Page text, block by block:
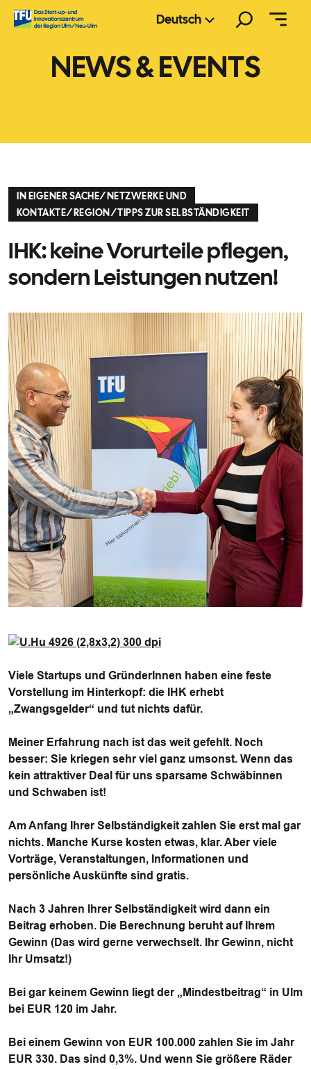
Zum
Inhalt
Deutsch
NEWS & EVENTS
IN EIGENER SACHE/NETZWERKE UND
KONTAKTE/REGION/TIPPS ZUR SELBSTÄNDIGKEIT
IHK: keine Vorurteile pflegen,
sondern Leistungen nutzen!
Viele Startups und GründerInnen haben eine feste
Vorstellung im Hinterkopf: die IHK erhebt
„Zwangsgelder“ und tut nichts dafür.
Meiner Erfahrung nach ist das weit gefehlt. Noch
besser: Sie kriegen sehr viel ganz umsonst. Wenn das
kein attraktiver Deal für uns sparsame Schwäbinnen
und Schwaben ist!
Am Anfang Ihrer Selbständigkeit zahlen Sie erst mal gar
nichts. Manche Kurse kosten etwas, klar. Aber viele
Vorträge, Veranstaltungen, Informationen und
persönliche Auskünfte sind gratis.
Nach 3 Jahren Ihrer Selbständigkeit wird dann ein
Beitrag erhoben. Die Berechnung beruht auf Ihrem
Gewinn (Das wird gerne verwechselt. Ihr Gewinn, nicht
Ihr Umsatz!)
Bei gar keinem Gewinn liegt der „Mindestbeitrag“ in Ulm
bei EUR 120 im Jahr.
Bei einem Gewinn von EUR 100.000 zahlen Sie im Jahr
EUR 330. Das sind 0,3%. Und wenn Sie größere Räder